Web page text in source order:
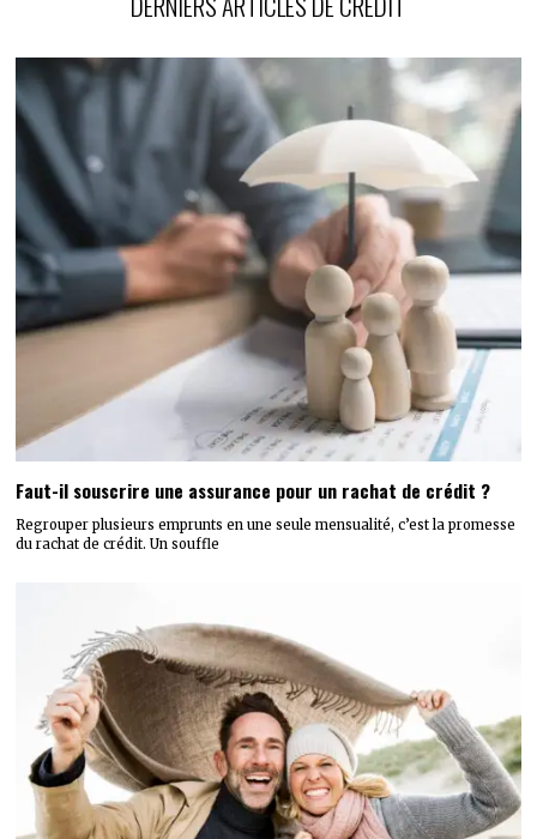
Faut-il souscrire une assurance pour un rachat de crédit ?
Regrouper plusieurs emprunts en une seule mensualité, c’est la promesse
du rachat de crédit. Un souffle